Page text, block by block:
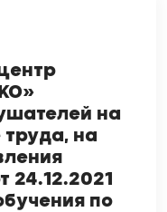
на
на
24.12.2021
по